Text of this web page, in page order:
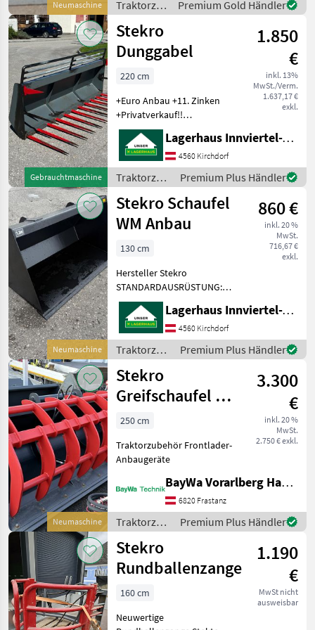
Neumaschine
ausführlich vorzustellen
und gegebenenfalls vo
Traktorzubehör
/ Stekro
Premium Gold Händler
Gebrauchtmaschine
Stekro
Dunggabel
1.850
€
inkl. 13%
MwSt./Verm.
1.637,17 €
exkl.
220 cm
+Euro Anbau +11. Zinken
+Privatverkauf!!
Traktorzubehör Frontlader-
Anbaugeräte
Lagerhaus Innviertel-Traunviertel-Urfahr eGen, Kirchdorf
4560 Kirchdorf
Traktorzubehör
/ Stekro
Premium Plus Händler
Neumaschine
Stekro Schaufel
WM Anbau
860 €
inkl. 20 %
MwSt.
716,67 €
exkl.
130 cm
Hersteller Stekro
STANDARDAUSRÜSTUNG:
+Höhe: 700mm; Tiefe:
640mm +Materialstärke:
4mm +Arbeitsbreiten: 1, 3m
+Volumen m³: 0, 46
+Gewicht: 159 kg
Lagerhaus Innviertel-Traunviertel-Urfahr eGen, Kirchdorf
4560 Kirchdorf
Traktorzubehör
/ Stekro
Premium Plus Händler
Neumaschine
Stekro
Greifschaufel 2,5
Bobcat
3.300
€
inkl. 20 %
MwSt.
2.750 € exkl.
250 cm
Traktorzubehör Frontlader-
Anbaugeräte
BayWa Vorarlberg HandelsGmbH BayWa Technik
6820 Frastanz
Traktorzubehör
/ Stekro
Premium Plus Händler
Stekro
Rundballenzange
1.190
€
MwSt nicht
ausweisbar
160 cm
Neuwertige